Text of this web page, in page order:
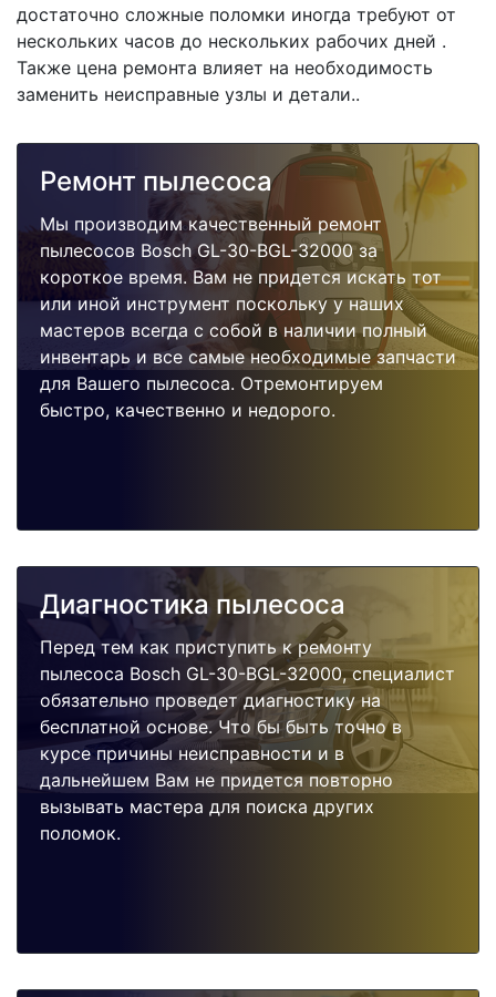
достаточно сложные поломки иногда требуют от
нескольких часов до нескольких рабочих дней .
Также цена ремонта влияет на необходимость
заменить неисправные узлы и детали..
Ремонт пылесоса
Мы производим качественный ремонт
пылесосов Bosch GL-30-BGL-32000 за
короткое время. Вам не придется искать тот
или иной инструмент поскольку у наших
мастеров всегда с собой в наличии полный
инвентарь и все самые необходимые запчасти
для Вашего пылесоса. Отремонтируем
быстро, качественно и недорого.
Диагностика пылесоса
Перед тем как приступить к ремонту
пылесоса Bosch GL-30-BGL-32000, специалист
обязательно проведет диагностику на
бесплатной основе. Что бы быть точно в
курсе причины неисправности и в
дальнейшем Вам не придется повторно
вызывать мастера для поиска других
поломок.